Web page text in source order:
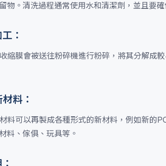
物。清洗過程通常使用水和清潔劑，並且要
：
縮膜會被送往粉碎機進行粉碎，將其分解成
料：
料可以再製成各種形式的新材料，例如新的
料、傢俱、玩具等。